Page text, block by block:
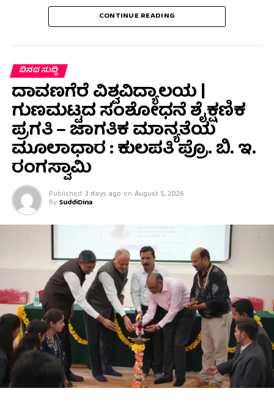
CONTINUE READING
ದಿನದ ಸುದ್ದಿ
ದಾವಣಗೆರೆ ವಿಶ್ವವಿದ್ಯಾಲಯ |
ಗುಣಮಟ್ಟದ ಸಂಶೋಧನೆ ಶೈಕ್ಷಣಿಕ
ಪ್ರಗತಿ – ಜಾಗತಿಕ ಮಾನ್ಯತೆಯ
ಮೂಲಾಧಾರ : ಕುಲಪತಿ ಪ್ರೊ. ಬಿ. ಇ.
ರಂಗಸ್ವಾಮಿ
Published 3 days ago on August 5, 2026
By SuddiDina